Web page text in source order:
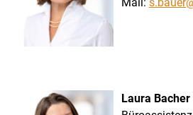
Laura Bacher